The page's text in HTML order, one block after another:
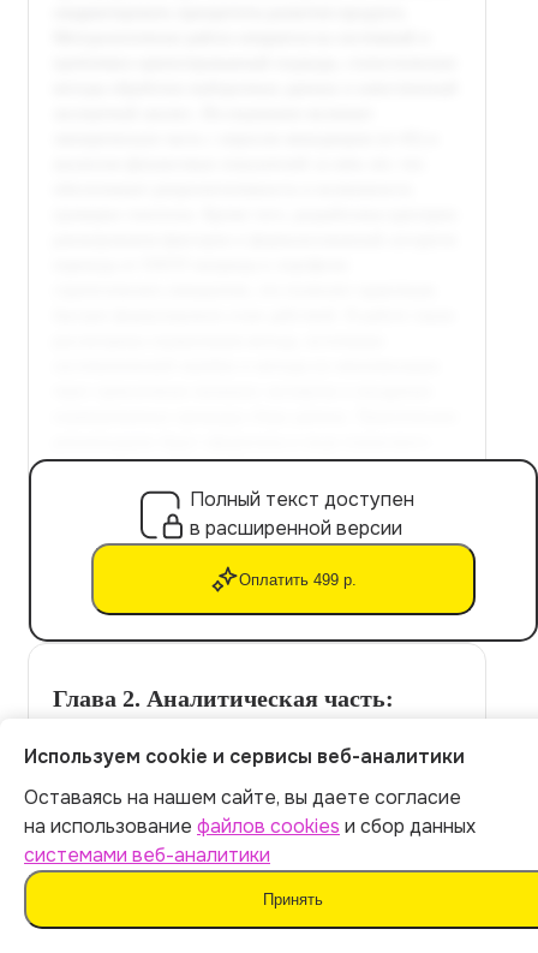
Полный текст доступен
в расширенной версии
Оплатить 499 р.
Глава 2. Аналитическая часть:
2.1. Разработка методики и критериев
оценки факторов
Формализация критериев ранжирования факторов
Итог:499р.
Оплатить
Используем cookie и сервисы веб-аналитики
Оставаясь на нашем сайте, вы даете согласие
на использование файлов cookies и сбор данных
системами веб-аналитики
Принять